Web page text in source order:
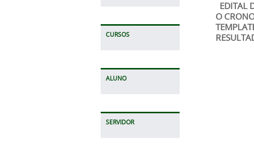
CURSOS
ALUNO
SERVIDOR
EDITAL
O